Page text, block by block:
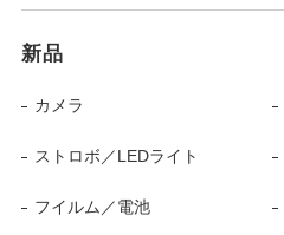
新品
カメラ
ストロボ／LEDライト
フイルム／電池